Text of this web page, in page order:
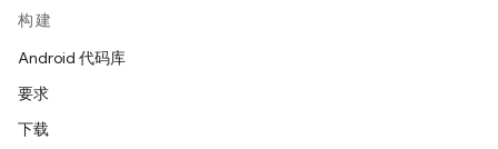
构建
Android 代码库
要求
下载